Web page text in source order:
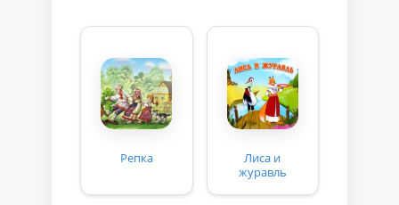
Репка
Лиса и
журавль